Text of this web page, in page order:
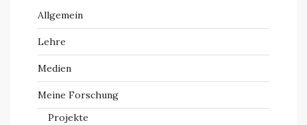
Allgemein
Lehre
Medien
Meine Forschung
Projekte